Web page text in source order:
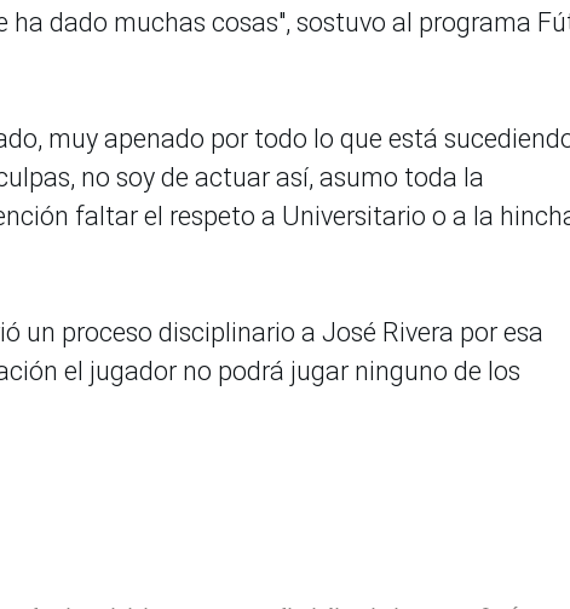
ha dado muchas cosas", sostuvo al programa
muy apenado por todo lo que está
no soy de actuar así, asumo toda la
faltar el respeto a Universitario o a la
un proceso disciplinario a José Rivera por esa
el jugador no podrá jugar ninguno de los